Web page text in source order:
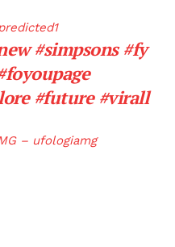
#simpsons #fy
#future #virall
– ufologiamg